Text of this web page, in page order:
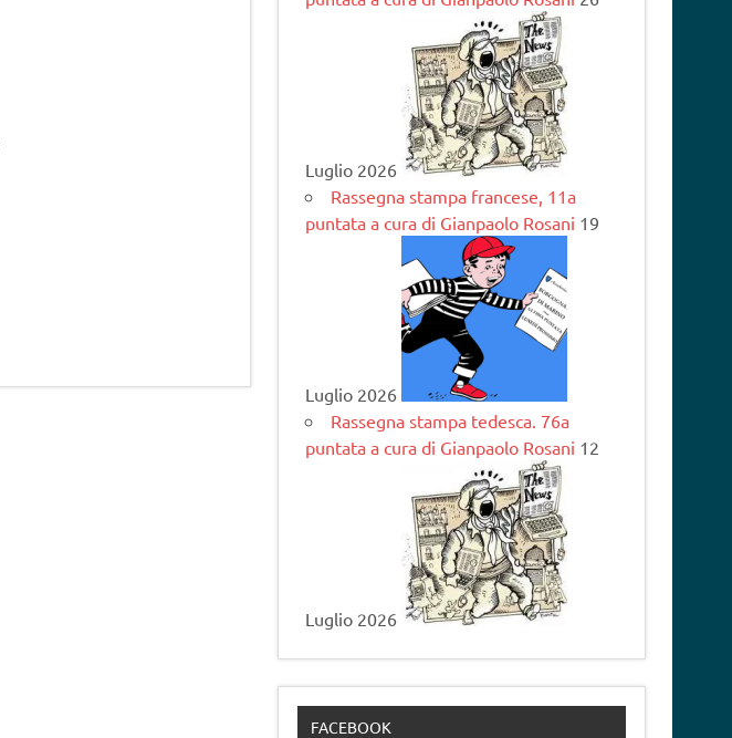
Luglio 2026
Rassegna stampa francese, 11a
puntata a cura di Gianpaolo Rosani 19
Luglio 2026
Rassegna stampa tedesca. 76a
puntata a cura di Gianpaolo Rosani 12
Luglio 2026
FACEBOOK